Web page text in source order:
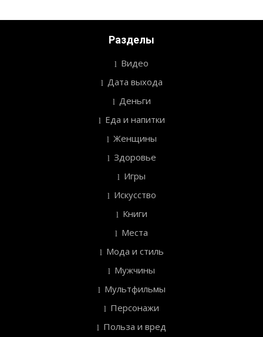
Разделы
Видео
Дата выхода
Деньги
Еда и напитки
Женщины
Здоровье
Игры
Искусство
Книги
Места
Мода и стиль
Мужчины
Мультфильмы
Персонажи
Польза и вред